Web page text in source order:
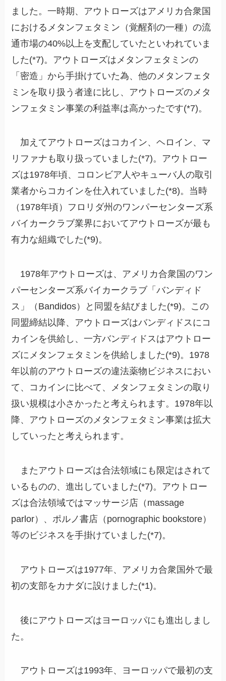
ました。一時期、アウトローズはアメリカ合衆国
におけるメタンフェタミン（覚醒剤の一種）の流
通市場の40%以上を支配していたといわれていま
した(*7)。アウトローズはメタンフェタミンの
「密造」から手掛けていた為、他のメタンフェタ
ミンを取り扱う者達に比し、アウトローズのメタ
ンフェタミン事業の利益率は高かったです(*7)。
加えてアウトローズはコカイン、ヘロイン、マ
リファナも取り扱っていました(*7)。アウトロー
ズは1978年頃、コロンビア人やキューバ人の取引
業者からコカインを仕入れていました(*8)。当時
（1978年頃）フロリダ州のワンパーセンターズ系
バイカークラブ業界においてアウトローズが最も
有力な組織でした(*9)。
1978年アウトローズは、アメリカ合衆国のワン
パーセンターズ系バイカークラブ「バンディド
ス」（Bandidos）と同盟を結びました(*9)。この
同盟締結以降、アウトローズはバンディドスにコ
カインを供給し、一方バンディドスはアウトロー
ズにメタンフェタミンを供給しました(*9)。1978
年以前のアウトローズの違法薬物ビジネスにおい
て、コカインに比べて、メタンフェタミンの取り
扱い規模は小さかったと考えられます。1978年以
降、アウトローズのメタンフェタミン事業は拡大
していったと考えられます。
またアウトローズは合法領域にも限定はされて
いるものの、進出していました(*7)。アウトロー
ズは合法領域ではマッサージ店（massage
parlor）、ポルノ書店（pornographic bookstore）
等のビジネスを手掛けていました(*7)。
アウトローズは1977年、アメリカ合衆国外で最
初の支部をカナダに設けました(*1)。
後にアウトローズはヨーロッパにも進出しまし
た。
アウトローズは1993年、ヨーロッパで最初の支